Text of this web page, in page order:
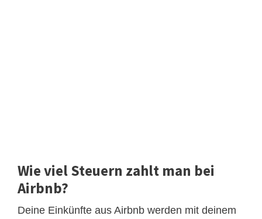
Wie viel Steuern zahlt man bei
Airbnb?
Deine Einkünfte aus Airbnb werden mit deinem